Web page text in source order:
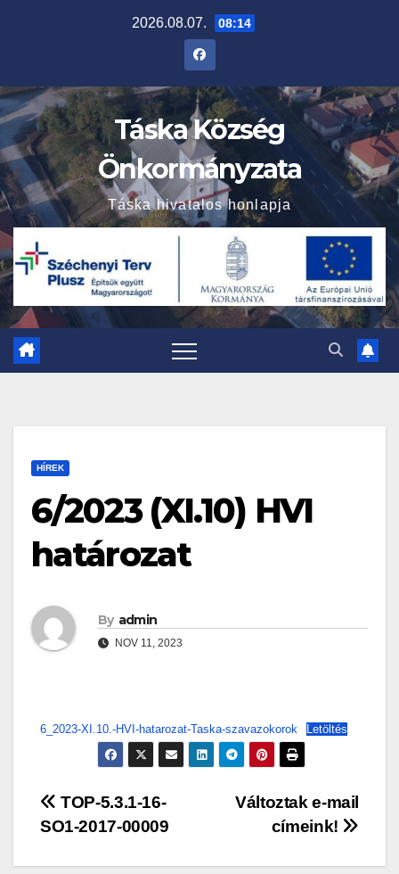
2026.08.07. 08:14
Táska Község
Önkormányzata
Táska hivatalos honlapja
HÍREK
6/2023 (XI.10) HVI
határozat
By admin
NOV 11, 2023
6_2023-XI.10.-HVI-hatarozat-Taska-szavazokorok Letöltés
Bejegyzés
Változtak e-mail
címeink!
TOP-5.3.1-16-
SO1-2017-00009